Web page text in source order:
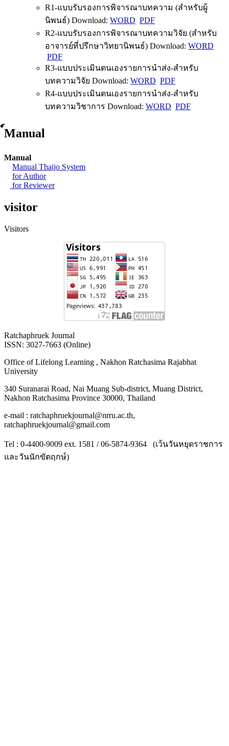
R1-แบบรับรองการพิจารณาบทความ (สำหรับผู้
นิพนธ์) Download: WORD PDF
R2-แบบรับรองการพิจารณาบทความวิจัย (สำหรับ
อาจารย์ที่ปรึกษาวิทยานิพนธ์) Download: WORD
PDF
R3-แบบประเมินตนเองรายการนำส่ง-สำหรับ
บทความวิจัย Download: WORD PDF
R4-แบบประเมินตนเองรายการนำส่ง-สำหรับ
บทความวิชาการ Download: WORD PDF
์Manual
Manual
Manual Thaijo System
for Author
for Reviewer
visitor
Visitors
Ratchaphruek Journal
ISSN: 3027-7663 (Online)
Office of Lifelong Learning , Nakhon Ratchasima Rajabhat
University
340 Suranarai Road, Nai Muang Sub-district, Muang District,
Nakhon Ratchasima Province 30000, Thailand
e-mail : ratchaphruekjournal@nrru.ac.th,
ratchaphruekjournal@gmail.com
Tel : 0-4400-9009 ext. 1581 / 06-5874-9364 (เว้นวันหยุดราชการ
และวันนักขัตฤกษ์)